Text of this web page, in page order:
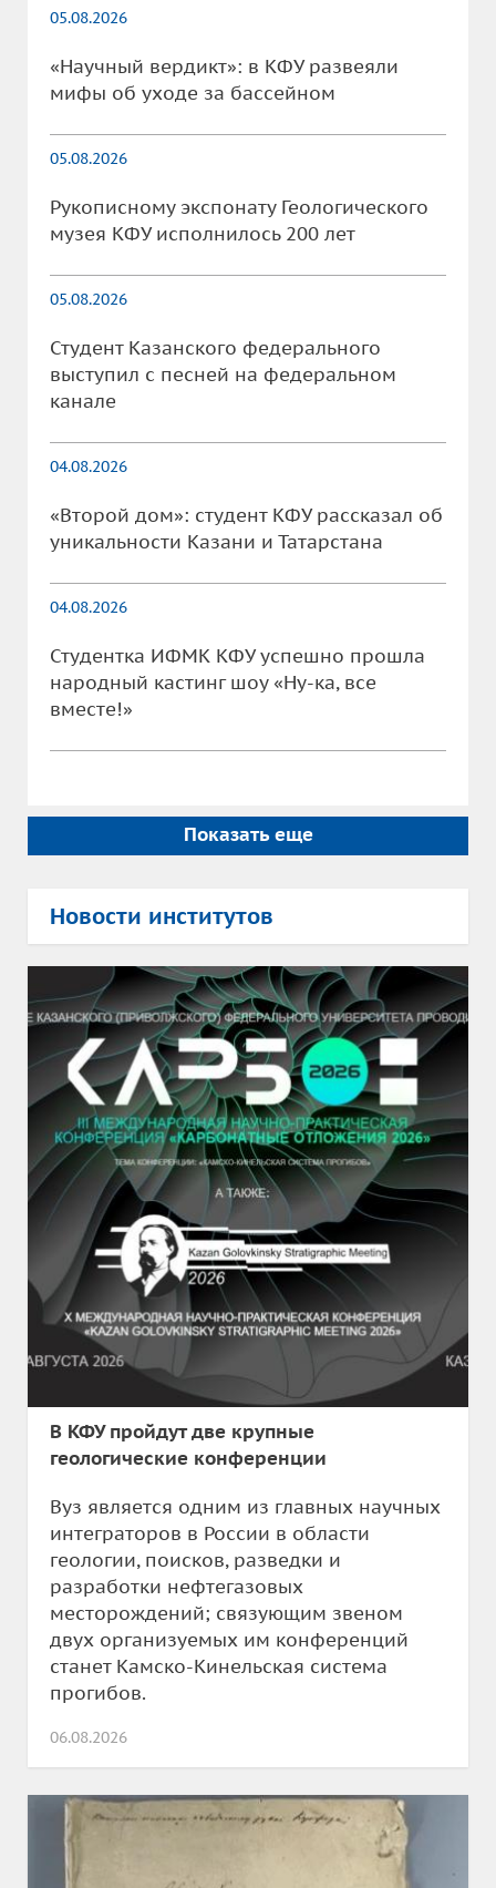
05.08.2026
«Научный вердикт»: в КФУ развеяли
мифы об уходе за бассейном
05.08.2026
Рукописному экспонату Геологического
музея КФУ исполнилось 200 лет
05.08.2026
Студент Казанского федерального
выступил с песней на федеральном
канале
04.08.2026
«Второй дом»: студент КФУ рассказал об
уникальности Казани и Татарстана
04.08.2026
Студентка ИФМК КФУ успешно прошла
народный кастинг шоу «Ну-ка, все
вместе!»
Показать еще
Новости институтов
В КФУ пройдут две крупные
геологические конференции
Вуз является одним из главных научных
интеграторов в России в области
геологии, поисков, разведки и
разработки нефтегазовых
месторождений; связующим звеном
двух организуемых им конференций
станет Камско-Кинельская система
прогибов.
06.08.2026